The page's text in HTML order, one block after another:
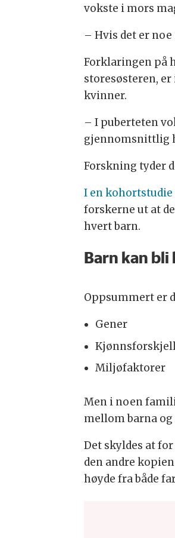
vokste i mors
– Hvis det er
Forklaringen på
storesøsteren,
kvinner.
– I puberteten
gjennomsnittlig
Forskning tyder
I en kohortstudie
forskerne ut at
hvert barn.
Barn kan
Oppsummert er
Gener
Miljøfaktorer
Men i noen
mellom barna
Det skyldes at
den andre
høyde fra både